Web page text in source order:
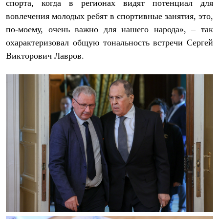
Уход за обувью
Аксессуары
Шапки
Балаклавы и маски
Повязки
Перчатки и рукавицы
Носки
Полезные аксессуары
Опушки
Термоковрики
Уход за одеждой
Коллекции
спорта, когда в регионах видят потенциал для
вовлечения молодых ребят в спортивные занятия, это,
по-моему, очень важно для нашего народа», – так
охарактеризовал общую тональность встречи Сергей
Викторович Лавров.